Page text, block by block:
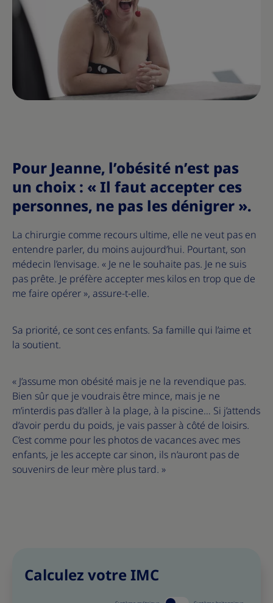
Pour Jeanne, l’obésité n’est pas
un choix : « Il faut accepter ces
personnes, ne pas les dénigrer ».
La chirurgie comme recours ultime, elle ne veut pas en
entendre parler, du moins aujourd’hui. Pourtant, son
médecin l’envisage. « Je ne le souhaite pas. Je ne suis
pas prête. Je préfère accepter mes kilos en trop que de
me faire opérer », assure-t-elle.
Sa priorité, ce sont ces enfants. Sa famille qui l’aime et
la soutient.
« J’assume mon obésité mais je ne la revendique pas.
Bien sûr que je voudrais être mince, mais je ne
m’interdis pas d’aller à la plage, à la piscine… Si j’attends
d’avoir perdu du poids, je vais passer à côté de loisirs.
C’est comme pour les photos de vacances avec mes
enfants, je les accepte car sinon, ils n’auront pas de
souvenirs de leur mère plus tard. »
Calculez votre IMC